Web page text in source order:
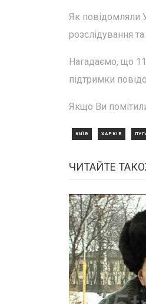
Як повідомляли
розслідування
Нагадаємо, що 11
підтримки
Якщо Ви
КИЇВ ХАРКІВ
ЧИТАЙТЕ